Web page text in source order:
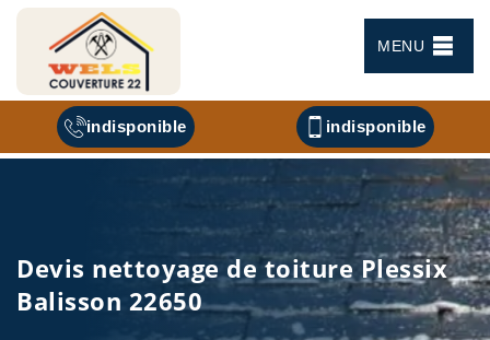
MENU
indisponible indisponible
Devis nettoyage de toiture Plessix
Balisson 22650